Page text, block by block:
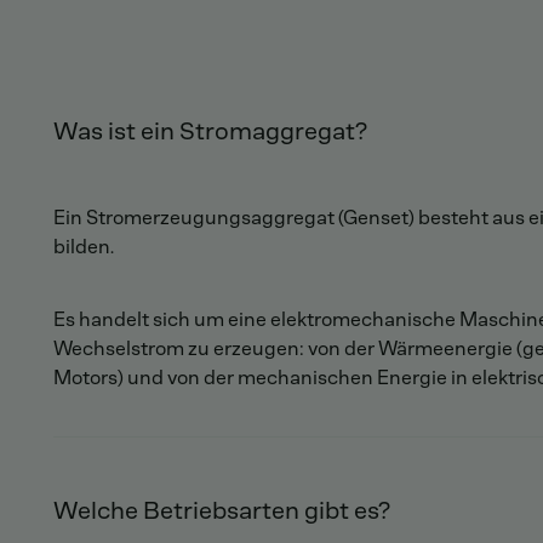
Was ist ein Stromaggregat?
Ein Stromerzeugungsaggregat (Genset) besteht aus
bilden.
Es handelt sich um eine elektromechanische
Wechselstrom zu erzeugen: von der Wärmeenergie
Motors) und von der mechanischen Energie in
Welche Betriebsarten gibt es?